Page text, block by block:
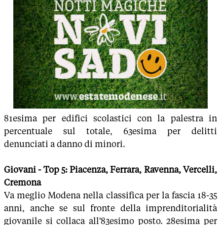
81esima per edifici scolastici con la palestra in
percentuale sul totale, 63esima per delitti
denunciati a danno di minori.
Giovani - Top 5: Piacenza, Ferrara, Ravenna, Vercelli,
Cremona
Va meglio Modena nella classifica per la fascia 18-35
anni, anche se sul fronte della imprenditorialità
giovanile si collaca all'83esimo posto. 28esima per